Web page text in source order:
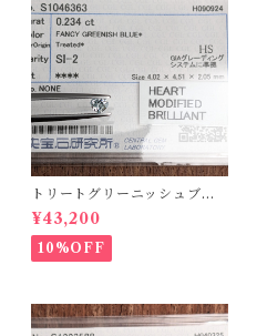
トリートグリーニッシュブル
ーダイヤルース【0.234ct】P
RO206812
¥43,200
10%OFF